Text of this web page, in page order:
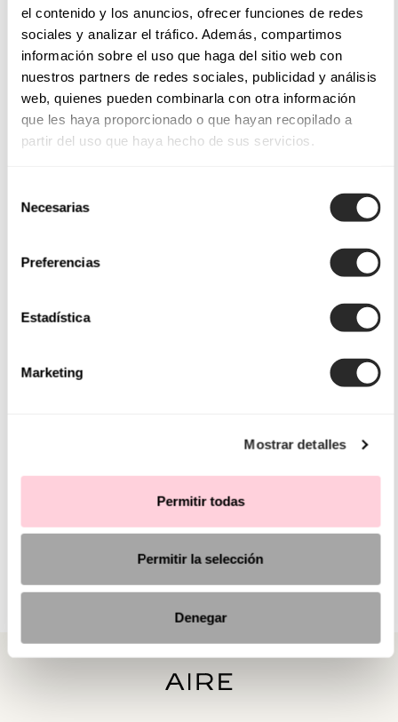
el contenido y los anuncios, ofrecer funciones de redes
sociales y analizar el tráfico. Además, compartimos
información sobre el uso que haga del sitio web con
nuestros partners de redes sociales, publicidad y análisis
web, quienes pueden combinarla con otra información
que les haya proporcionado o que hayan recopilado a
partir del uso que haya hecho de sus servicios.
Necesarias
Preferencias
Estadística
Marketing
Mostrar detalles
Permitir todas
Permitir la selección
Denegar